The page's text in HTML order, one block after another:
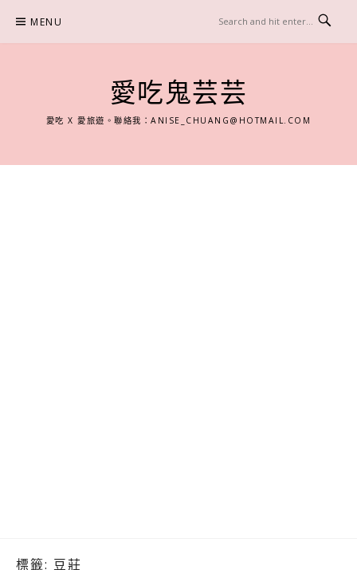
content
MENU
愛吃鬼芸芸
愛吃 X 愛旅遊。聯絡我：ANISE_CHUANG@HOTMAIL.COM
標籤: 豆莊